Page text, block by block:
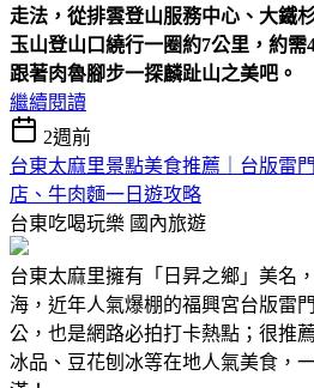
走法，從排雲登山服務中心、大鐵
玉山登山口繞行一圈約7公里，約
跟著肉魯腳步一探麟趾山之美吧。
繼續閱讀
2週前
台東太麻里景點美食推薦｜台版雷
店、牛肉麵一日遊攻略
台東吃喝玩樂 國內旅遊
台東太麻里擁有「日昇之鄉」美名
海，近年人氣爆棚的福興宮台版雷
公，也是網路必拍打卡熱點；很推
冰品、豆花刨冰等在地人氣美食，